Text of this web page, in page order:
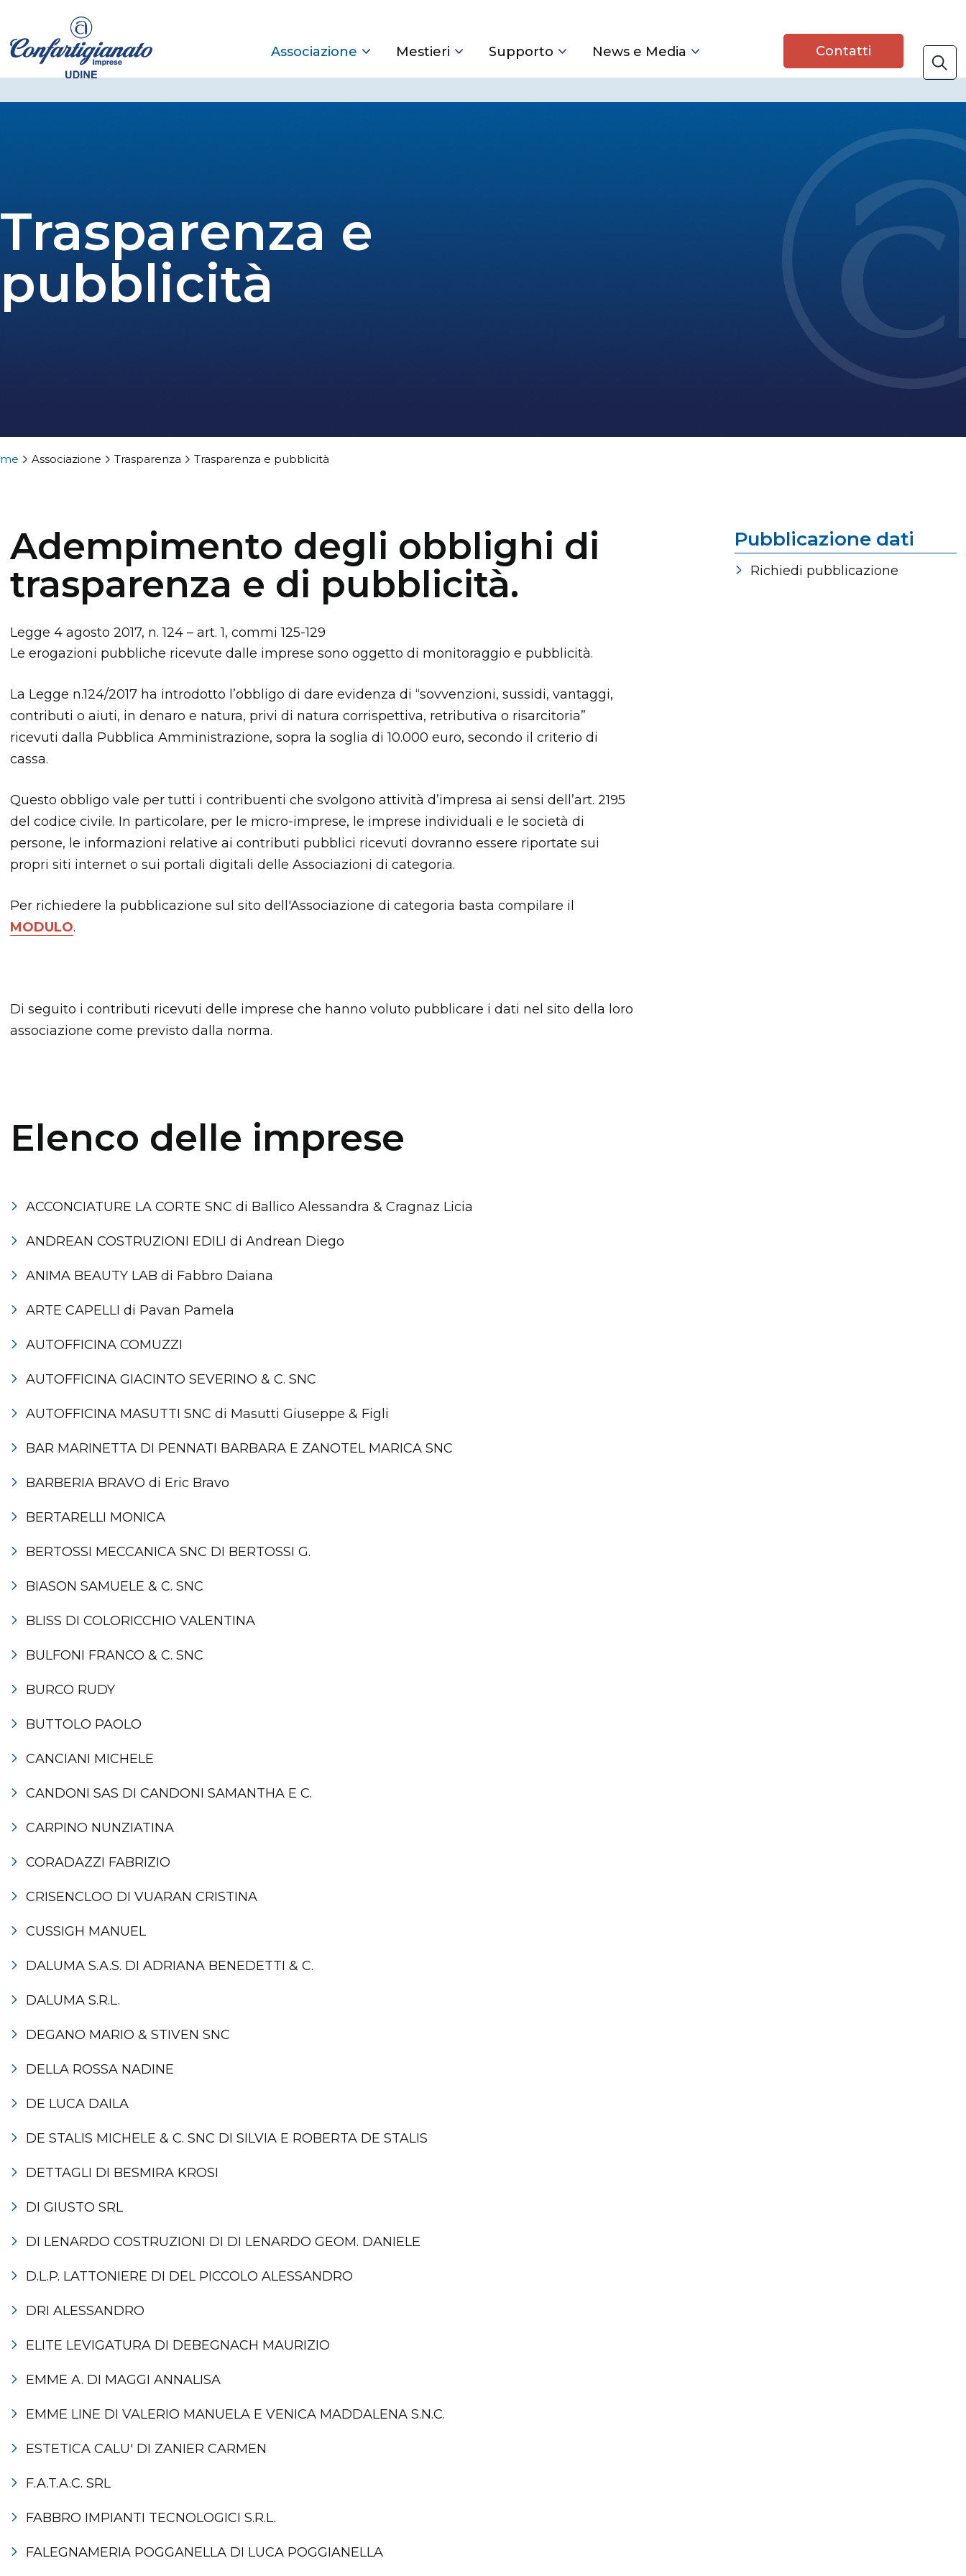
Associazione Mestieri Supporto News e Media Contatti
Trasparenza e
pubblicità
Associazione Trasparenza Trasparenza e pubblicità
Adempimento degli obblighi di
trasparenza e di pubblicità.
Legge 4 agosto 2017, n. 124 – art. 1, commi 125-129
Le erogazioni pubbliche ricevute dalle imprese sono oggetto di monitoraggio e pubblicità.
La Legge n.124/2017 ha introdotto l’obbligo di dare evidenza di “sovvenzioni, sussidi, vantaggi,
contributi o aiuti, in denaro e natura, privi di natura corrispettiva, retributiva o risarcitoria”
ricevuti dalla Pubblica Amministrazione, sopra la soglia di 10.000 euro, secondo il criterio di
cassa.
Questo obbligo vale per tutti i contribuenti che svolgono attività d’impresa ai sensi dell’art. 2195
del codice civile. In particolare, per le micro-imprese, le imprese individuali e le società di
persone, le informazioni relative ai contributi pubblici ricevuti dovranno essere riportate sui
propri siti internet o sui portali digitali delle Associazioni di categoria.
Per richiedere la pubblicazione sul sito dell'Associazione di categoria basta compilare il
MODULO.
Di seguito i contributi ricevuti delle imprese che hanno voluto pubblicare i dati nel sito della loro
associazione come previsto dalla norma.
Elenco delle imprese
ACCONCIATURE LA CORTE SNC di Ballico Alessandra & Cragnaz Licia
ANDREAN COSTRUZIONI EDILI di Andrean Diego
ANIMA BEAUTY LAB di Fabbro Daiana
ARTE CAPELLI di Pavan Pamela
AUTOFFICINA COMUZZI
AUTOFFICINA GIACINTO SEVERINO & C. SNC
AUTOFFICINA MASUTTI SNC di Masutti Giuseppe & Figli
BAR MARINETTA DI PENNATI BARBARA E ZANOTEL MARICA SNC
BARBERIA BRAVO di Eric Bravo
BERTARELLI MONICA
BERTOSSI MECCANICA SNC DI BERTOSSI G.
BIASON SAMUELE & C. SNC
BLISS DI COLORICCHIO VALENTINA
BULFONI FRANCO & C. SNC
BURCO RUDY
BUTTOLO PAOLO
CANCIANI MICHELE
CANDONI SAS DI CANDONI SAMANTHA E C.
CARPINO NUNZIATINA
CORADAZZI FABRIZIO
CRISENCLOO DI VUARAN CRISTINA
CUSSIGH MANUEL
DALUMA S.A.S. DI ADRIANA BENEDETTI & C.
DALUMA S.R.L.
DEGANO MARIO & STIVEN SNC
DELLA ROSSA NADINE
DE LUCA DAILA
DE STALIS MICHELE & C. SNC DI SILVIA E ROBERTA DE STALIS
DETTAGLI DI BESMIRA KROSI
DI GIUSTO SRL
DI LENARDO COSTRUZIONI DI DI LENARDO GEOM. DANIELE
D.L.P. LATTONIERE DI DEL PICCOLO ALESSANDRO
DRI ALESSANDRO
ELITE LEVIGATURA DI DEBEGNACH MAURIZIO
EMME A. DI MAGGI ANNALISA
EMME LINE DI VALERIO MANUELA E VENICA MADDALENA S.N.C.
ESTETICA CALU' DI ZANIER CARMEN
F.A.T.A.C. SRL
FABBRO IMPIANTI TECNOLOGICI S.R.L.
FALEGNAMERIA POGGANELLA DI LUCA POGGIANELLA
Pubblicazione dati
Richiedi pubblicazione